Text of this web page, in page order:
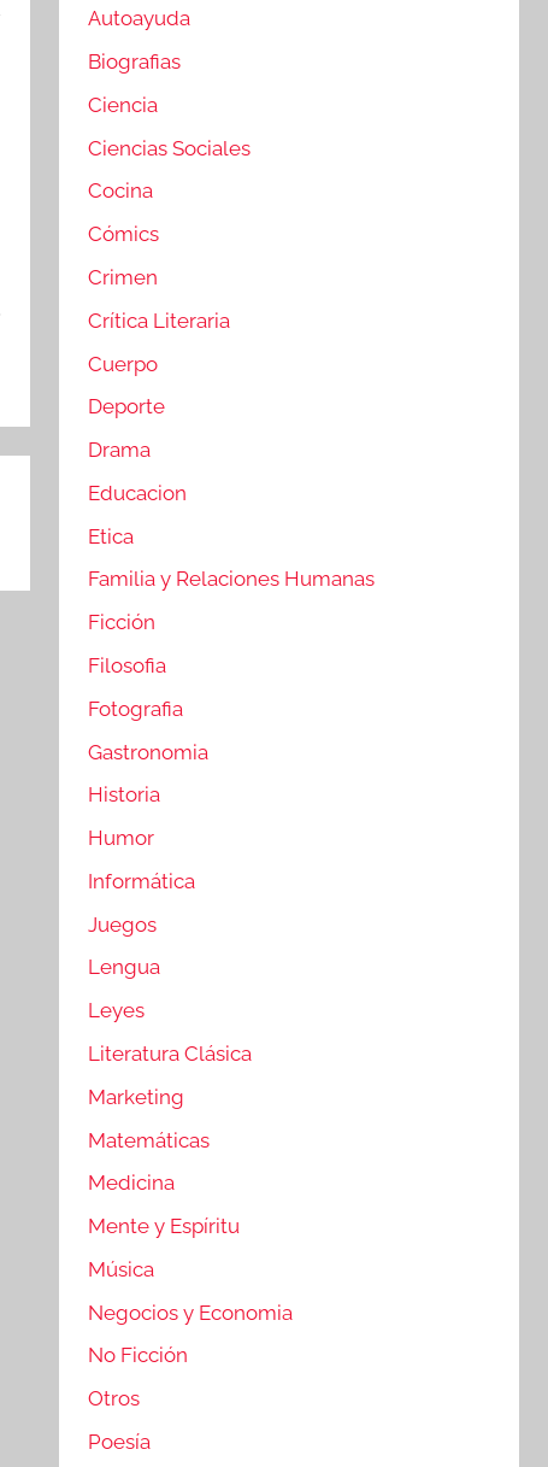
Autoayuda
Biografias
Ciencia
Ciencias Sociales
Cocina
Cómics
Crimen
Crítica Literaria
Cuerpo
Deporte
Drama
Educacion
Etica
Familia y Relaciones Humanas
Ficción
Filosofia
Fotografia
Gastronomia
Historia
Humor
Informática
Juegos
Lengua
Leyes
Literatura Clásica
Marketing
Matemáticas
Medicina
Mente y Espíritu
Música
Negocios y Economia
No Ficción
Otros
Poesía